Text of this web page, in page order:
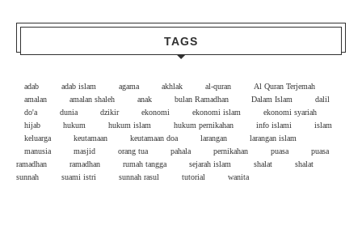
TAGS
adab adab islam agama akhlak al-quran
Al Quran Terjemah
amalan
amalan shaleh anak bulan Ramadhan Dalam Islam
dalil
do'a
dunia dzikir ekonomi ekonomi islam
ekonomi syariah
hijab
hukum hukum islam hukum pernikahan info islami
islam
keluarga
keutamaan keutamaan doa larangan
larangan islam
manusia
masjid orang tua pahala pernikahan puasa
puasa
ramadhan
ramadhan rumah tangga sejarah islam shalat
shalat
sunnah
suami istri sunnah rasul tutorial wanita